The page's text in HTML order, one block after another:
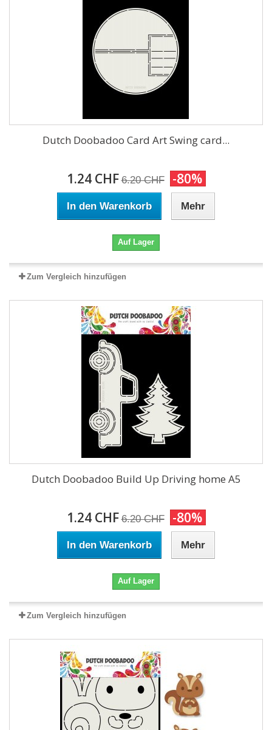
Dutch Doobadoo Card Art Swing card...
1.24 CHF 6.20 CHF -80%
In den Warenkorb Mehr
Auf Lager
Zum Vergleich hinzufügen
Dutch Doobadoo Build Up Driving home A5
1.24 CHF 6.20 CHF -80%
In den Warenkorb Mehr
Auf Lager
Zum Vergleich hinzufügen